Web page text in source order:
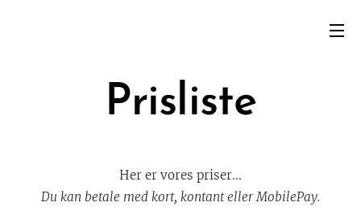
Prisliste
Her er vores priser...
Du kan betale med kort, kontant eller MobilePay.